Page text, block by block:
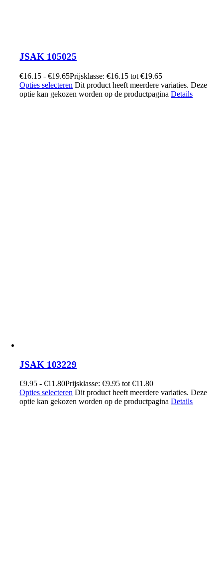
JSAK 105025
€16.15 - €19.65Prijsklasse: €16.15 tot €19.65
Opties selecteren Dit product heeft meerdere variaties. Deze
optie kan gekozen worden op de productpaginaDetails
JSAK 103229
€9.95 - €11.80Prijsklasse: €9.95 tot €11.80
Opties selecteren Dit product heeft meerdere variaties. Deze
optie kan gekozen worden op de productpaginaDetails